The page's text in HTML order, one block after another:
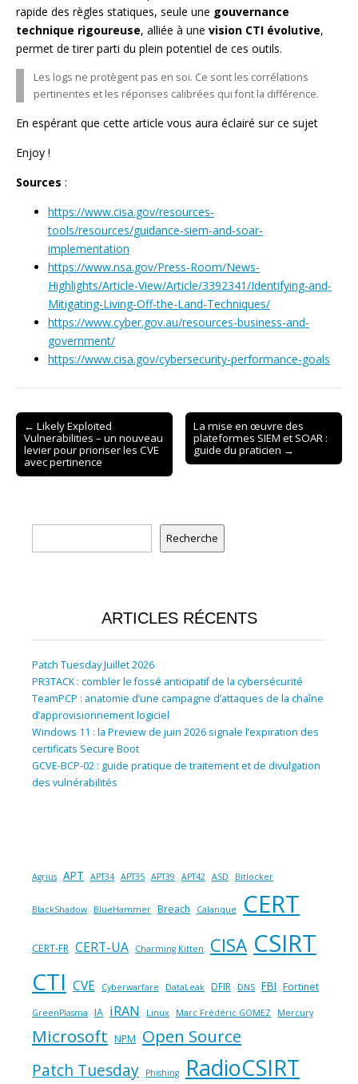
rapide des règles statiques, seule une gouvernance
technique rigoureuse, alliée à une vision CTI évolutive,
permet de tirer parti du plein potentiel de ces outils.
Les logs ne protègent pas en soi. Ce sont les corrélations
pertinentes et les réponses calibrées qui font la différence.
En espérant que cette article vous aura éclairé sur ce sujet
Enjoy !
Sources :
https://www.cisa.gov/resources-
tools/resources/guidance-siem-and-soar-
implementation
https://www.nsa.gov/Press-Room/News-
Highlights/Article-View/Article/3392341/Identifying-and-
Mitigating-Living-Off-the-Land-Techniques/
https://www.cyber.gov.au/resources-business-and-
government/
https://www.cisa.gov/cybersecurity-performance-goals
Post
navigation
← Likely Exploited
Vulnerabilities – un nouveau
levier pour prioriser les CVE
avec pertinence
La mise en œuvre des
plateformes SIEM et SOAR :
guide du praticien →
Recherche
ARTICLES RÉCENTS
Patch Tuesday Juillet 2026
PR3TACK : combler le fossé anticipatif de la cybersécurité
TeamPCP : anatomie d’une campagne d’attaques de la chaîne
d’approvisionnement logiciel
Windows 11 : la Preview de juin 2026 signale l’expiration des
certificats Secure Boot
GCVE-BCP-02 : guide pratique de traitement et de divulgation
des vulnérabilités
Agrius APT APT34 APT35 APT39 APT42 ASD Bitlocker
BlackShadow BlueHammer Breach Calanque CERT
CERT-FR CERT-UA Charming Kitten CISA CSIRT
CTI CVE Cyberwarfare DataLeak DFIR DNS FBI Fortinet
GreenPlasma IA iRAN Linux Marc Frédéric GOMEZ Mercury
Microsoft NPM Open Source
Patch Tuesday Phishing RadioCSIRT